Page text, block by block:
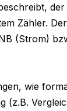
Zähler.
(Strom)
wie